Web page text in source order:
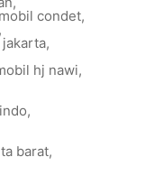
condet,
,
,
hj nawi,
,
barat,